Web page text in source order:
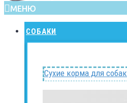
МЕНЮ
СОБАКИ
Сухие корма для собак